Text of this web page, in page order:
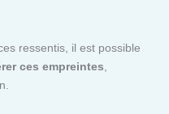
ressentis, il est possible
ces empreintes